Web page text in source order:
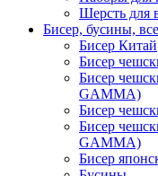
Шерсть для
Бисер, бусины,
Бисер Китай
Бисер
Бисер
GAMMA)
Бисер
Бисер
GAMMA)
Бисер